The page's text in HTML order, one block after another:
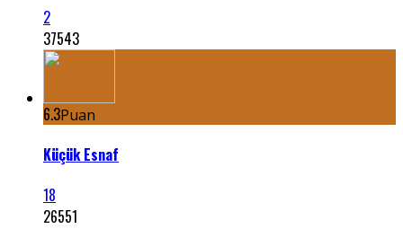
2
37543
6.3Puan
Küçük Esnaf
18
26551